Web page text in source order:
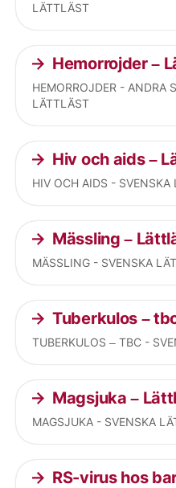
LÄTTLÄST
Hemorrojder –
HEMORROJDER - ANDRA
LÄTTLÄST
Hiv och aids –
HIV OCH AIDS - SVENSKA
Mässling –
MÄSSLING - SVENSKA
Tuberkulos –
TUBERKULOS – TBC -
Magsjuka –
MAGSJUKA - SVENSKA
RS-virus hos